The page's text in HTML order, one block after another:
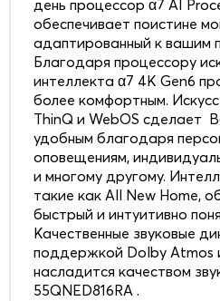
день процессор α7 AI
обеспечивает поистине
адаптированный к вашим
Благодаря процессору
интеллекта α7 4K Gen6
более комфортным.
ThinQ и WebOS сделает
удобным благодаря
оповещениям,
и многому другому.
такие как All New Home,
быстрый и интуитивно
Качественные звуковые
поддержкой Dolby Atmos
насладится качеством
55QNED816RA .